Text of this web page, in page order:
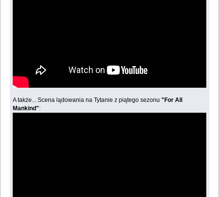
A także... Scena lądowania na Tytanie z piątego sezonu"For All
Mankind":